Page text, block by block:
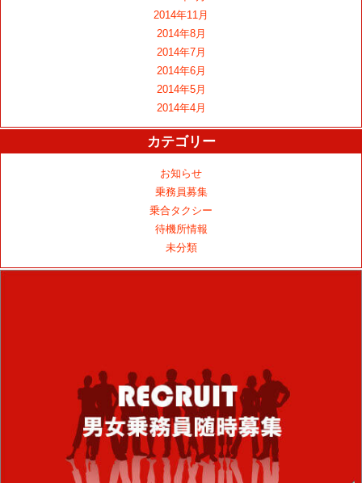
2014年11月
2014年8月
2014年7月
2014年6月
2014年5月
2014年4月
カテゴリー
お知らせ
乗務員募集
乗合タクシー
待機所情報
未分類